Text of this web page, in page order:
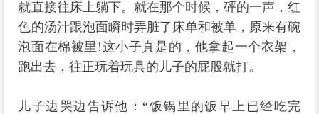
就直接往床上躺下。就在那个时候，砰的一声，红
色的汤汁跟泡面瞬时弄脏了床单和被单，原来有碗
泡面在棉被里!这小子真是的，他拿起一个衣架，
跑出去，往正玩着玩具的儿子的屁股就打。
儿子边哭边告诉他：“饭锅里的饭早上已经吃完